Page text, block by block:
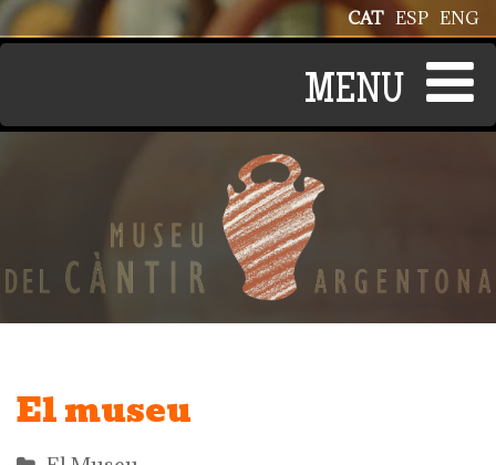
Vés al contingut ENG
ESP
CAT
El museu